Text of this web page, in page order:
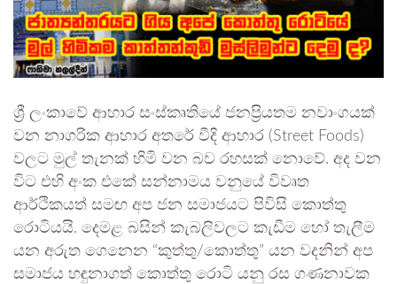
ශ්‍රී ලංකාවේ ආහාර සංස්කෘතියේ ජනප්‍රියතම නවාංගයක්
වන නාගරික ආහාර අතරේ වීදි ආහාර (Street Foods)
වලට මුල් තැනක් හිමි වන බව රහසක් නොවේ. අද වන
විට එහි අංක එකේ සන්නාමය වනුයේ විවෘත
ආර්ථිකයත් සමඟ අප ජන සමාජයට පිවිසි කොත්තු
රොටියයි. දෙමළ බසින් කැබලිවලට කැඩීම හෝ තැලීම
යන අරුත ගෙනෙන “කුත්තු/කොත්තු” යන වදනින් අප
සමාජය හඳුනාගත් කොත්තු රොටි යනු රස ගණනාවක